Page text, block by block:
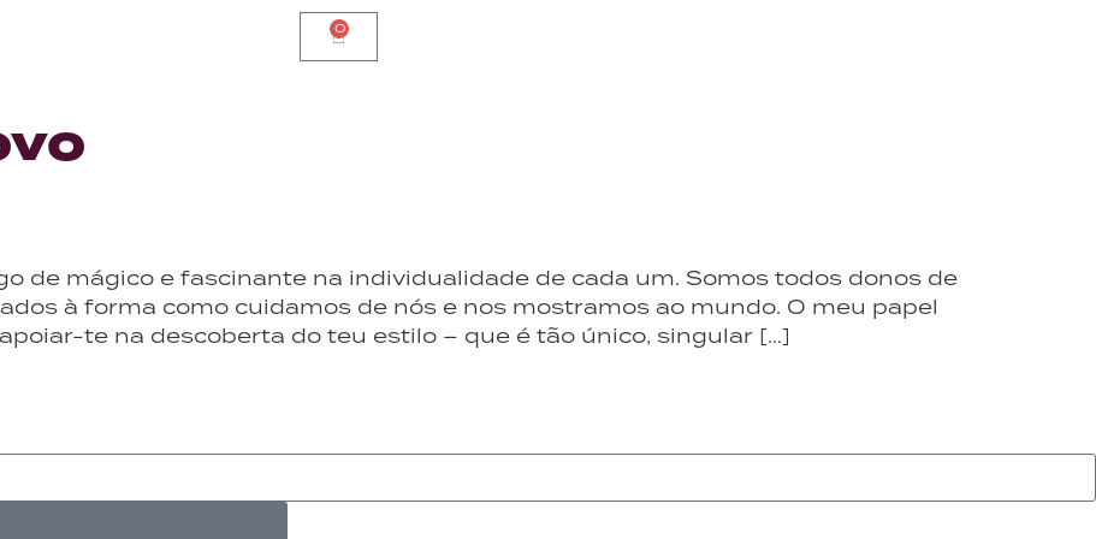
0
de mágico e fascinante na individualidade de cada um. Somos todos donos de
à forma como cuidamos de nós e nos mostramos ao mundo. O meu papel
te na descoberta do teu estilo – que é tão único, singular […]